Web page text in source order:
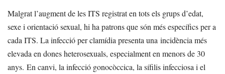
Malgrat l’augment de les ITS registrat en tots els grups d’edat,
sexe i orientació sexual, hi ha patrons que són més específics per a
cada ITS. La infecció per clamídia presenta una incidència més
elevada en dones heterosexuals, especialment en menors de 30
anys. En canvi, la infecció gonocòccica, la sífilis infecciosa i el